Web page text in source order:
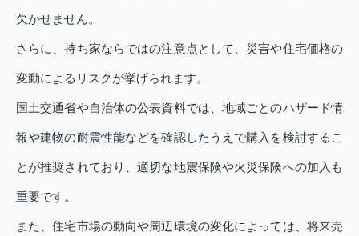
欠かせません。
さらに、持ち家ならではの注意点として、災害や住宅価格の
変動によるリスクが挙げられます。
国土交通省や自治体の公表資料では、地域ごとのハザード情
報や建物の耐震性能などを確認したうえで購入を検討するこ
とが推奨されており、適切な地震保険や火災保険への加入も
重要です。
また、住宅市場の動向や周辺環境の変化によっては、将来売